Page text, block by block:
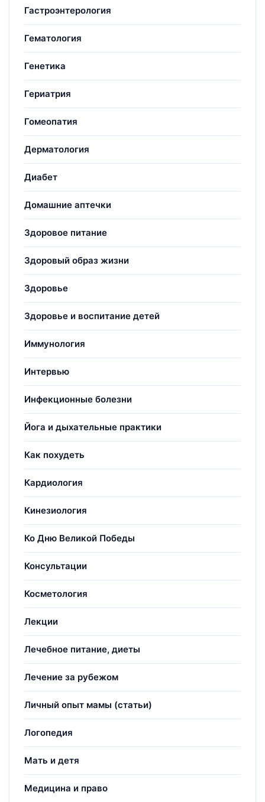
Гастроэнтерология
Гематология
Генетика
Гериатрия
Гомеопатия
Дерматология
Диабет
Домашние аптечки
Здоровое питание
Здоровый образ жизни
Здоровье
Здоровье и воспитание детей
Иммунология
Интервью
Инфекционные болезни
Йога и дыхательные практики
Как похудеть
Кардиология
Кинезиология
Ко Дню Великой Победы
Консультации
Косметология
Лекции
Лечебное питание, диеты
Лечение за рубежом
Личный опыт мамы (статьи)
Логопедия
Мать и детя
Медицина и право